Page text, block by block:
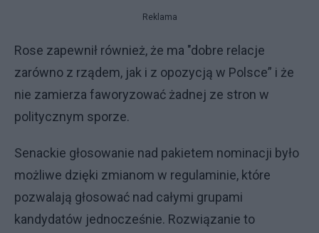
Reklama
Rose zapewnił również, że ma "dobre relacje
zarówno z rządem, jak i z opozycją w Polsce” i że
nie zamierza faworyzować żadnej ze stron w
politycznym sporze.
Senackie głosowanie nad pakietem nominacji było
możliwe dzięki zmianom w regulaminie, które
pozwalają głosować nad całymi grupami
kandydatów jednocześnie. Rozwiązanie to